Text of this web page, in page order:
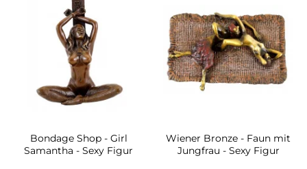
Bondage Shop - Girl
Samantha - Sexy Figur
Wiener Bronze - Faun mit
Jungfrau - Sexy Figur